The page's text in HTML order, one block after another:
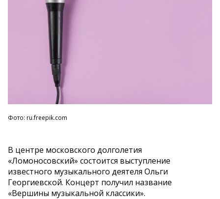
Фото: ru.freepik.com
В центре московского долголетия
«Ломоносовский» состоится выступление
известного музыкального деятеля Ольги
Георгиевской. Концерт получил название
«Вершины музыкальной классики».